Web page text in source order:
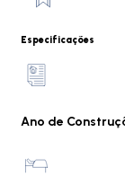
Especificações
Ano de